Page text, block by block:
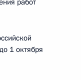
работ
1 октября